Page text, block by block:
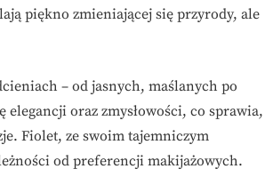
piękno zmieniającej się przyrody, ale
– od jasnych, maślanych po
oraz zmysłowości, co sprawia,
Fiolet, ze swoim tajemniczym
od preferencji makijażowych.